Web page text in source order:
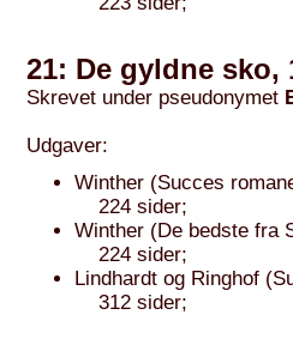
21: De gyldne sko,
Skrevet under pseudonymet
Udgaver:
Winther (Succes
224 sider;
Winther (De bedste fra
224 sider;
Lindhardt og Ringhof
312 sider;